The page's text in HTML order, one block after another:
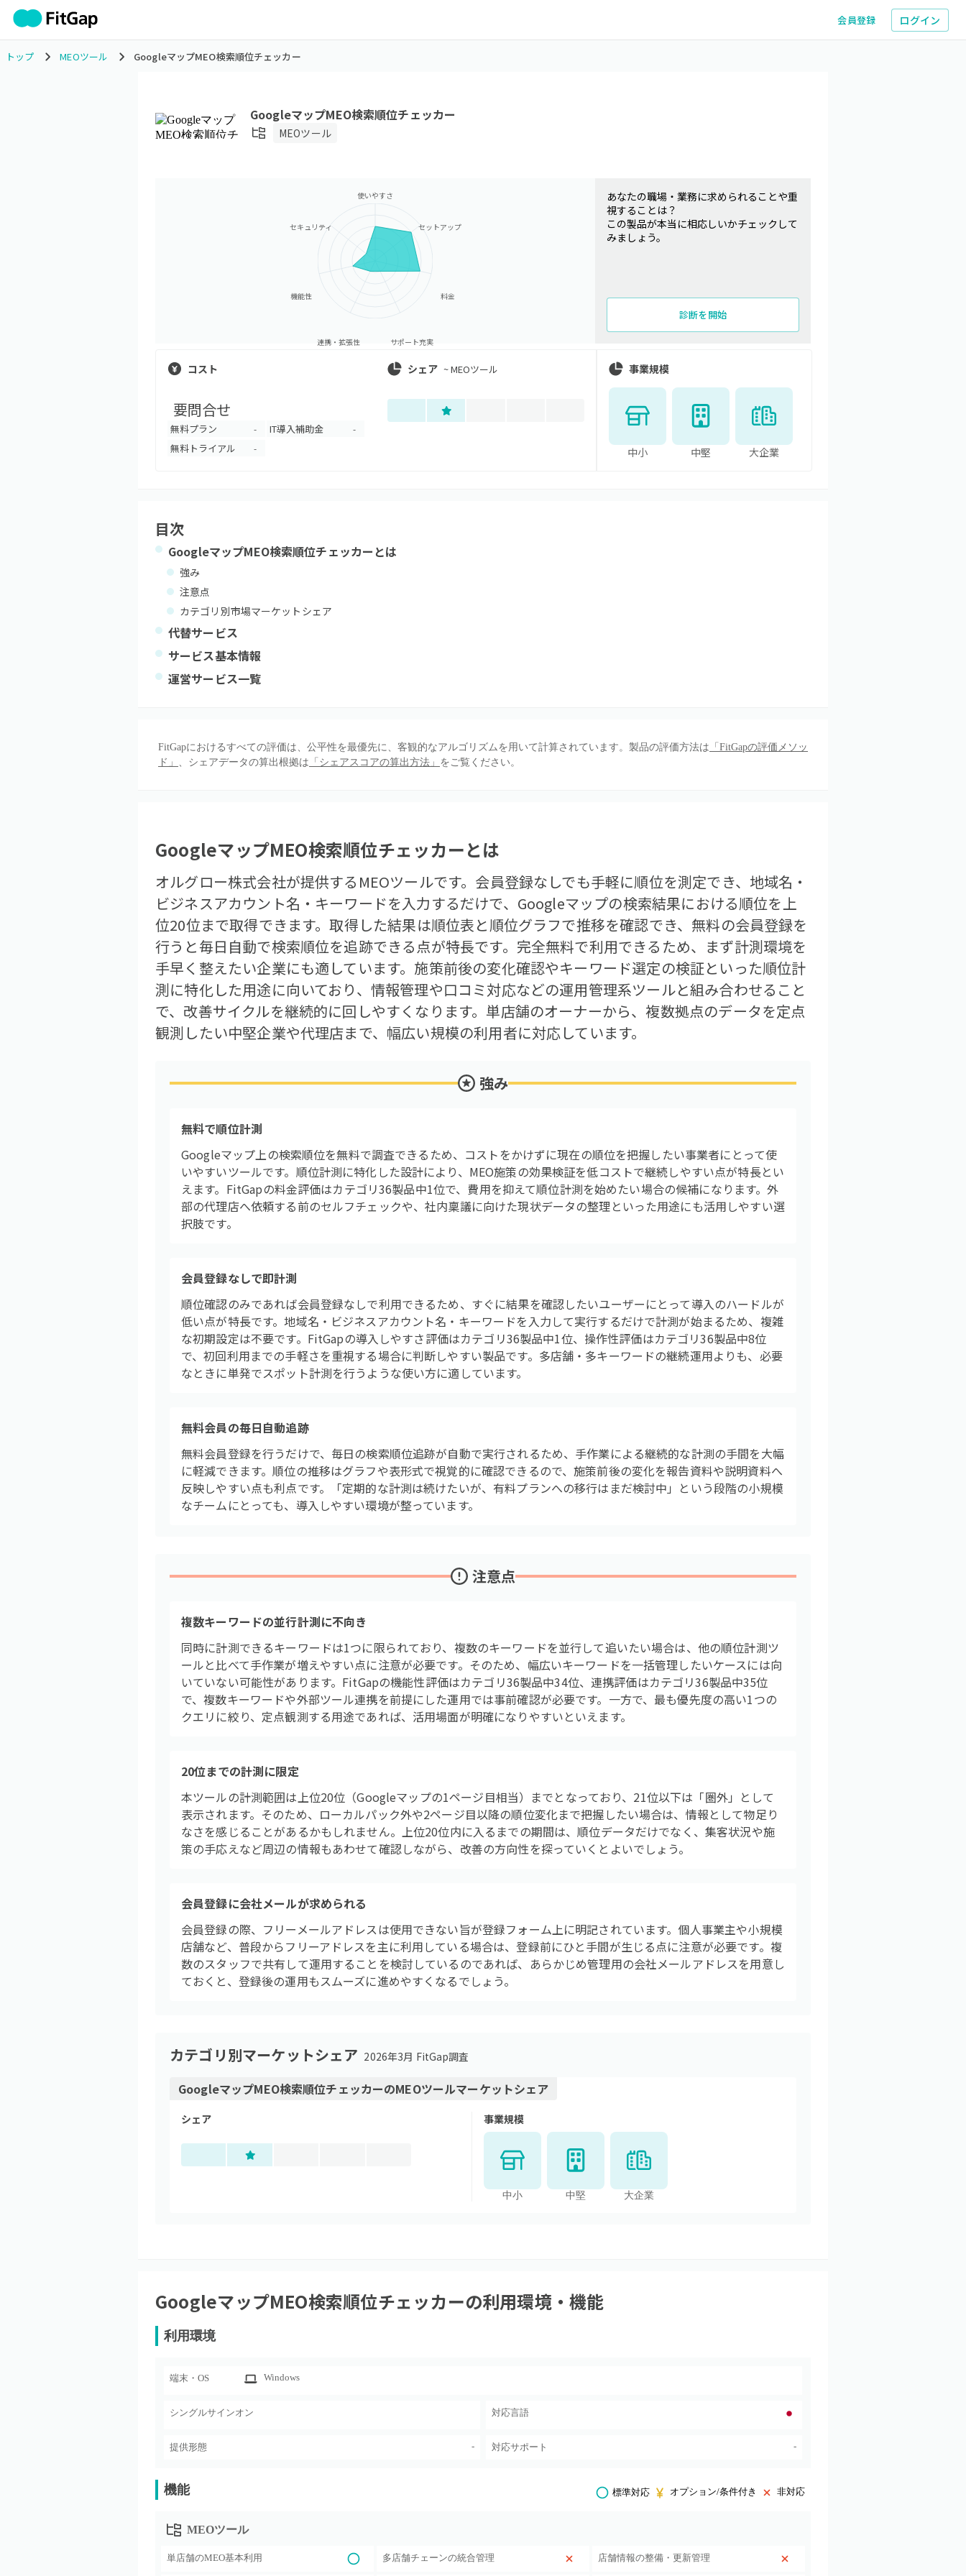
会員登録 ログイン
トップ MEOツール GoogleマップMEO検索順位チェッカー
GoogleマップMEO検索順位チェッカー
MEOツール
使いやすさ
セットアップ
料金
サポート充実
連携・拡張性
機能性
セキュリティ
あなたの職場・業務に求められることや重
視することは？
この製品が本当に相応しいかチェックして
みましょう。
診断を開始
コスト
要問合せ
無料プラン - IT導入補助金 -
無料トライアル -
シェア ~MEOツール 事業規模
中小 中堅 大企業
目次
GoogleマップMEO検索順位チェッカー とは
強み
注意点
カテゴリ別市場マーケットシェア
代替サービス
サービス基本情報
運営サービス一覧
FitGapにおけるすべての評価は、公平性を最優先に、客観的なアルゴリズムを用いて計算されています。製品の評価方法は 「FitGapの評価メソッ
ド」 、シェアデータの算出根拠は 「シェアスコアの算出方法」 をご覧ください。
GoogleマップMEO検索順位チェッカーとは
オルグロー株式会社が提供するMEOツールです。会員登録なしでも手軽に順位を測定でき、地域名・
ビジネスアカウント名・キーワードを入力するだけで、Googleマップの検索結果における順位を上
位20位まで取得できます。取得した結果は順位表と順位グラフで推移を確認でき、無料の会員登録を
行うと毎日自動で検索順位を追跡できる点が特長です。完全無料で利用できるため、まず計測環境を
手早く整えたい企業にも適しています。施策前後の変化確認やキーワード選定の検証といった順位計
測に特化した用途に向いており、情報管理や口コミ対応などの運用管理系ツールと組み合わせること
で、改善サイクルを継続的に回しやすくなります。単店舗のオーナーから、複数拠点のデータを定点
観測したい中堅企業や代理店まで、幅広い規模の利用者に対応しています。
強み
無料で順位計測
Googleマップ上の検索順位を無料で調査できるため、コストをかけずに現在の順位を把握したい事業者にとって使
いやすいツールです。順位計測に特化した設計により、MEO施策の効果検証を低コストで継続しやすい点が特長とい
えます。FitGapの料金評価はカテゴリ36製品中1位で、費用を抑えて順位計測を始めたい場合の候補になります。外
部の代理店へ依頼する前のセルフチェックや、社内稟議に向けた現状データの整理といった用途にも活用しやすい選
択肢です。
会員登録なしで即計測
順位確認のみであれば会員登録なしで利用できるため、すぐに結果を確認したいユーザーにとって導入のハードルが
低い点が特長です。地域名・ビジネスアカウント名・キーワードを入力して実行するだけで計測が始まるため、複雑
な初期設定は不要です。FitGapの導入しやすさ評価はカテゴリ36製品中1位、操作性評価はカテゴリ36製品中8位
で、初回利用までの手軽さを重視する場合に判断しやすい製品です。多店舗・多キーワードの継続運用よりも、必要
なときに単発でスポット計測を行うような使い方に適しています。
無料会員の毎日自動追跡
無料会員登録を行うだけで、毎日の検索順位追跡が自動で実行されるため、手作業による継続的な計測の手間を大幅
に軽減できます。順位の推移はグラフや表形式で視覚的に確認できるので、施策前後の変化を報告資料や説明資料へ
反映しやすい点も利点です。「定期的な計測は続けたいが、有料プランへの移行はまだ検討中」という段階の小規模
なチームにとっても、導入しやすい環境が整っています。
注意点
複数キーワードの並行計測に不向き
同時に計測できるキーワードは1つに限られており、複数のキーワードを並行して追いたい場合は、他の順位計測ツ
ールと比べて手作業が増えやすい点に注意が必要です。そのため、幅広いキーワードを一括管理したいケースには向
いていない可能性があります。FitGapの機能性評価はカテゴリ36製品中34位、連携評価はカテゴリ36製品中35位
で、複数キーワードや外部ツール連携を前提にした運用では事前確認が必要です。一方で、最も優先度の高い1つの
クエリに絞り、定点観測する用途であれば、活用場面が明確になりやすいといえます。
20位までの計測に限定
本ツールの計測範囲は上位20位（Googleマップの1ページ目相当）までとなっており、21位以下は「圏外」として
表示されます。そのため、ローカルパック外や2ページ目以降の順位変化まで把握したい場合は、情報として物足り
なさを感じることがあるかもしれません。上位20位内に入るまでの期間は、順位データだけでなく、集客状況や施
策の手応えなど周辺の情報もあわせて確認しながら、改善の方向性を探っていくとよいでしょう。
会員登録に会社メールが求められる
会員登録の際、フリーメールアドレスは使用できない旨が登録フォーム上に明記されています。個人事業主や小規模
店舗など、普段からフリーアドレスを主に利用している場合は、登録前にひと手間が生じる点に注意が必要です。複
数のスタッフで共有して運用することを検討しているのであれば、あらかじめ管理用の会社メールアドレスを用意し
ておくと、登録後の運用もスムーズに進めやすくなるでしょう。
カテゴリ別マーケットシェア 2026年3月 FitGap調査
GoogleマップMEO検索順位チェッカーのMEOツールマーケットシェア
シェア 事業規模
中小 中堅 大企業
GoogleマップMEO検索順位チェッカーの利用環境・機能
利用環境
端末・OS Windows
シングルサインオン 対応言語
提供形態 - 対応サポート -
機能 標準対応 オプション/条件付き 非対応
MEOツール
単店舗のMEO基本利用 多店舗チェーンの統合管理 店舗情報の整備・更新管理